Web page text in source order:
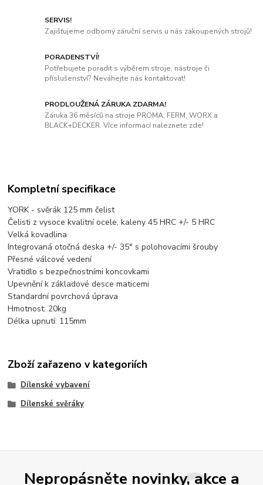
SERVIS!
Zajišťujeme odborný záruční servis u nás zakoupených strojů!
PORADENSTVÍ!
Potřebujete poradit s výběrem stroje, nástroje či
příslušenství? Neváhejte nás kontaktovat!
PRODLOUŽENÁ ZÁRUKA ZDARMA!
Záruka 36 měsíců na stroje PROMA, FERM, WORX a
BLACK+DECKER. Více informací naleznete zde!
Kompletní specifikace
YORK - svěrák 125 mm čelist
Čelisti z vysoce kvalitní ocele, kaleny 45 HRC +/- 5 HRC
Velká kovadlina
Integrovaná otočná deska +/- 35° s polohovacími šrouby
Přesné válcové vedení
Vratidlo s bezpečnostními koncovkami
Upevnění k základové desce maticemi
Standardní povrchová úprava
Hmotnost: 20kg
Délka upnutí: 115mm
Zboží zařazeno v kategoriích
Dílenské vybavení
Dílenské svěráky
Nepropásněte novinky, akce a